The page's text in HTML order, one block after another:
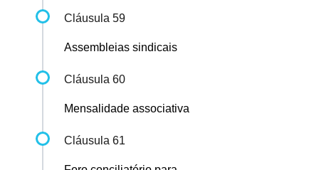
Cláusula 59
Assembleias sindicais
Cláusula 60
Mensalidade associativa
Cláusula 61